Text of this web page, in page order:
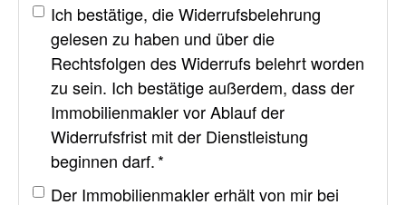
Ich bestätige, dieWiderrufsbelehrung
gelesen zu haben und über die
Rechtsfolgen des Widerrufs belehrt worden
zu sein. Ich bestätige außerdem, dass der
Immobilienmakler vor Ablauf der
Widerrufsfrist mit der Dienstleistung
beginnen darf. *
Der Immobilienmakler erhält von mir bei